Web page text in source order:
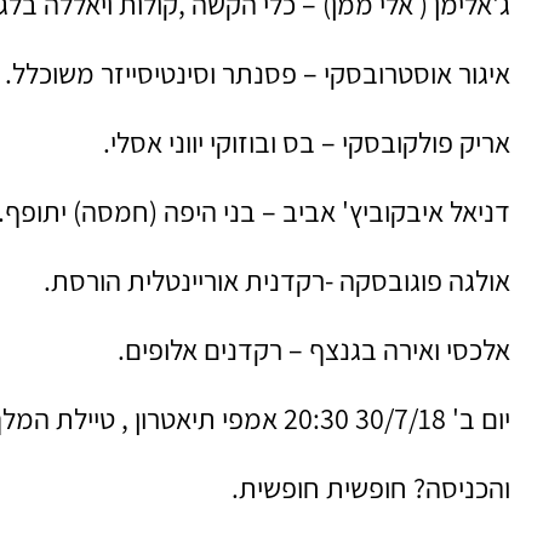
איגור אוסטרובסקי – פסנתר וסינטיסייזר משוכלל.
אריק פולקובסקי – בס ובוזוקי יווני אסלי.
דניאל איבקוביץ' אביב – בני היפה (חמסה)
אולגה פוגובסקה -רקדנית אוריינטלית הורסת.
אלכסי ואירה בגנצף – רקדנים אלופים.
יום ב' 30/7/18 20:30 אמפי תיאטרון , טיילת המלך , נתניה.
והכניסה? חופשית חופשית.